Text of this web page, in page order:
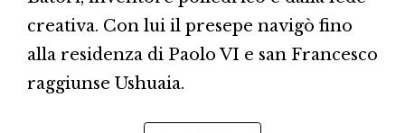
creativa. Con lui il presepe navigò fino
alla residenza di Paolo VI e san Francesco
raggiunse Ushuaia.